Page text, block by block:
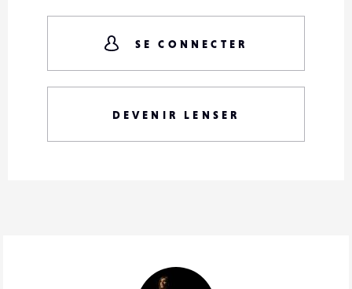
SE CONNECTER
DEVENIR LENSER